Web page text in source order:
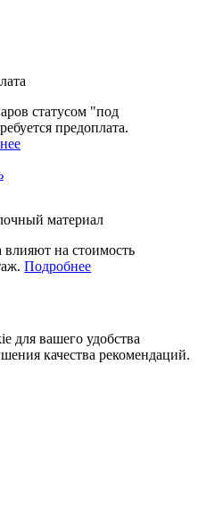
статусом "под
предоплата.
материал
влияют на стоимость
Подробнее
для вашего удобства
качества рекомендаций.